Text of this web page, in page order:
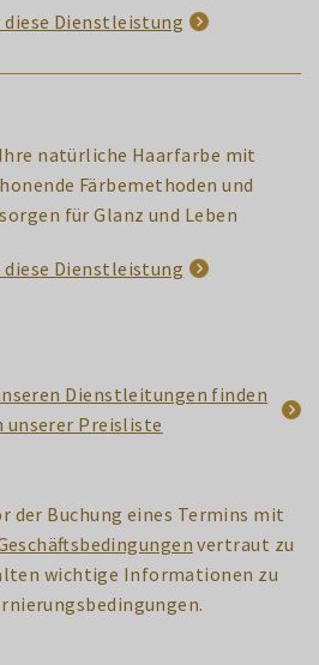
diese Dienstleistung
natürliche Haarfarbe mit
Färbemethoden und
für Glanz und Leben
diese Dienstleistung
Dienstleitungen finden
unserer Preisliste
der Buchung eines Termins mit
vertraut zu
wichtige Informationen zu